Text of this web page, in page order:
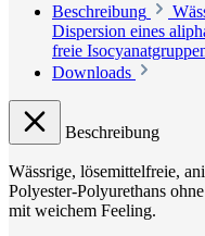
Beschreibung
Dispersion eines
freie
Downloads
Beschreibung
Wässrige, lösemittelfreie,
Polyester-Polyurethans
mit weichem Feeling.